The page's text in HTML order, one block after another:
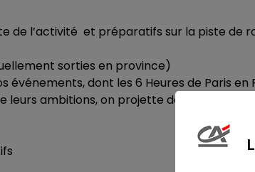
de l’activité et préparatifs sur la piste de
sorties en province)
dont les 6 Heures de Paris en
ambitions, on projette de faire la